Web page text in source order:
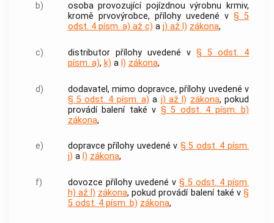
b) osoba provozující pojízdnou výrobnu krmiv,
kromě prvovýrobce, přílohy uvedené v § 5
odst. 4 písm. a) až c) a j) až l) zákona,
c) distributorpřílohy uvedené v § 5 odst. 4
písm. a), k) a l) zákona,
d) dodavatel , mimo dopravce, přílohy uvedené v
§ 5 odst. 4 písm. a) a j) až l) zákona, pokud
provádí balení také v § 5 odst. 4 písm. b)
zákona,
e) dopravce přílohy uvedené v § 5 odst. 4 písm.
j) a l) zákona,
f) dovozce přílohy uvedené v § 5 odst. 4 písm.
h) až l) zákona, pokud provádí balení také v§
5 odst. 4 písm. b) zákona,